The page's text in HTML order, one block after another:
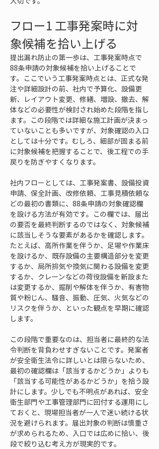
フロー1 工事発案時に対
象候補を拾い上げる
提出漏れ防止の第一歩は、工事発案時点で
88条申請の対象候補を拾い上げることで
す。ここでいう工事発案時点とは、正式な発
注や詳細設計の前、社内で予算化、設備更
新、レイアウト変更、修繕、増設、撤去、解
体などの必要性が検討され始めた段階を指し
ます。この段階では詳細な施工計画が決まっ
ていないことも多いですが、対象確認の入口
としては十分です。むしろ、細部が固まる前
に対象候補を把握することで、後工程での手
戻りを防ぎやすくなります。
社内フローとしては、工事発案書、設備投資
申請、保全計画、改修依頼、工事見積依頼な
どの最初の書類に、88条申請の対象確認欄
を設ける方法が有効です。この欄では、届出
の要否を最終判断するのではなく、対象候補
に該当しそうな要素があるかを確認します。
たとえば、高所作業を伴うか、足場や作業床
を設けるか、既存設備の主要構造部分を変更
するか、局所排気や換気に関わる設備を変更
するか、クレーンなどの荷役設備を新設また
は変更するか、掘削や解体を伴うか、有害物
質や粉じん、騒音、振動、圧気、火気などの
リスクを伴うか、といった観点を早期に確認
します。
この段階で重要なのは、担当者に最終的な法
令判断を背負わせすぎないことです。発案者
が安全衛生法令に詳しいとは限らないため、
最初の確認欄は「該当するかどうか」よりも
「該当する可能性があるかどうか」を拾う設
計にします。少しでも不明点があれば、安全
衛生部門や工事管理部門に回付する運用にし
ておくと、現場担当者が一人で迷い続ける状
況を避けられます。届出対象の判断は慎重さ
が求められるため、入口では広めに拾い、後
段で絞り込む考え方が現実的です。